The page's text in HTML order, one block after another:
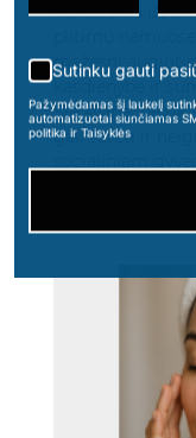
nemaloniu
mažesnį
kasdienybe ir
Šie kvapai ne tik
gali turėti ir
Sutinku gauti
Pažymėdamas šį laukelį
automatizuotai siunčiamas
politika ir Taisyklės